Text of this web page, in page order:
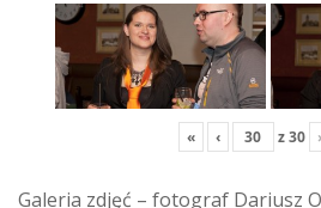
« ‹ z30 ›
Galeria zdjęć – fotograf Dariusz